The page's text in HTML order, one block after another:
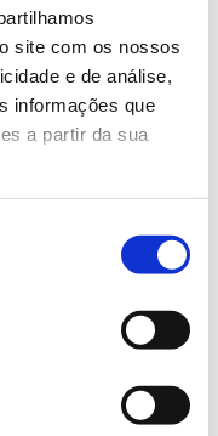
site com os nossos
e de análise,
informações que
a partir da sua
em risco:
das-espigas: